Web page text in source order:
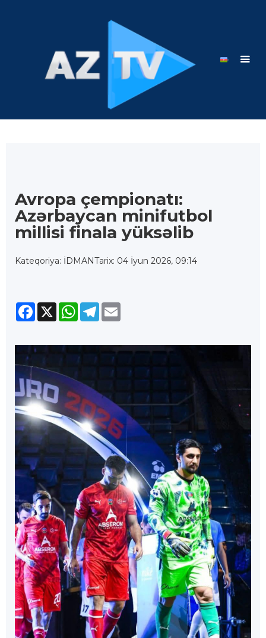
Avropa çempionatı:
Azərbaycan minifutbol
millisi finala yüksəlib
Kateqoriya: İDMANTarix: 04 İyun 2026, 09:14
Facebook
X WhatsApp
Telegram